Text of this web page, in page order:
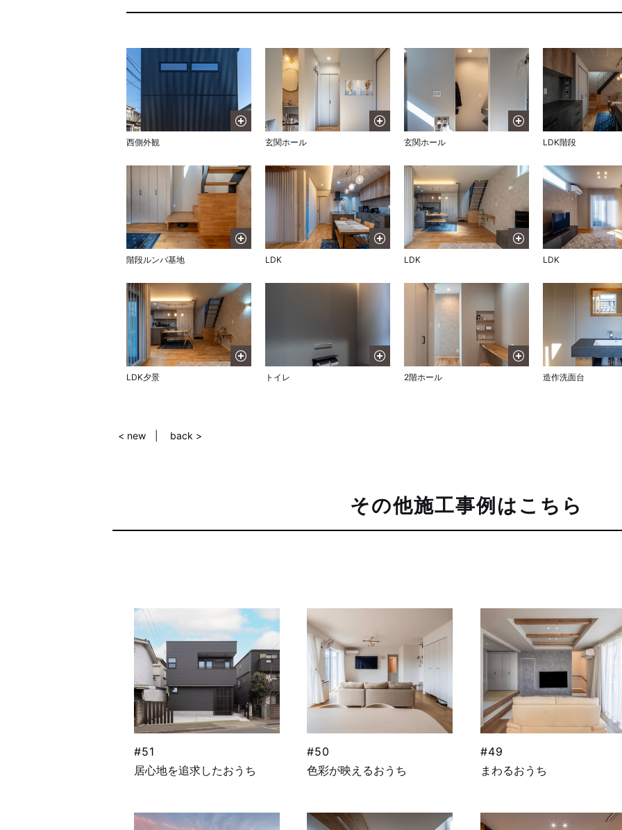
西側外観 玄関ホール 玄関ホール LDK階段
階段ルンバ基地 LDK LDK LDK
LDK夕景 トイレ 2階ホール 造作洗面台
< new back >
その他施工事例はこちら
#51
居心地を追求したおうち
#50
色彩が映えるおうち
#49
まわるおうち